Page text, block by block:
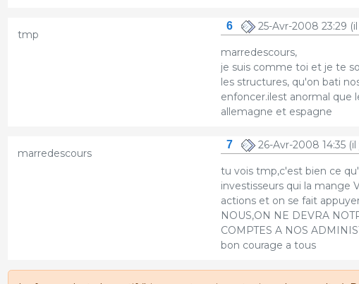
tmp
6 25-Avr-2008 23:29
marredescours,
je suis comme toi et je te
les structures, qu'on bati
enfoncer.ilest anormal que
allemagne et espagne
marredescours
7 26-Avr-2008 14:35(il
tu vois tmp,c'est bien ce
investisseurs qui la mange
actions et on se fait
NOUS,ON NE DEVRA
COMPTES A NOS
bon courage a tous